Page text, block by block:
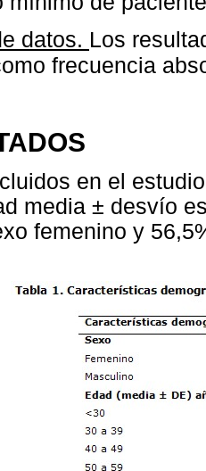
datos. Los
frecuencia
en el
media ± desvío
femenino y